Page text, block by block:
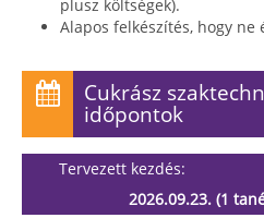
plusz költségek).
Alapos felkészítés, hogy
Cukrász
időpontok
Tervezett kezdés:
2026.09.23. (1